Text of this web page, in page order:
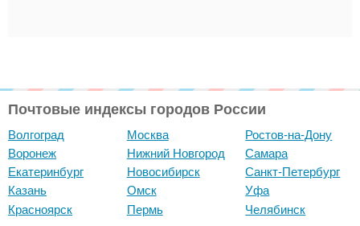
Почтовые индексы городов России
Волгоград
Воронеж
Екатеринбург
Казань
Красноярск
Москва
Нижний Новгород
Новосибирск
Омск
Пермь
Ростов-на-Дону
Самара
Санкт-Петербург
Уфа
Челябинск